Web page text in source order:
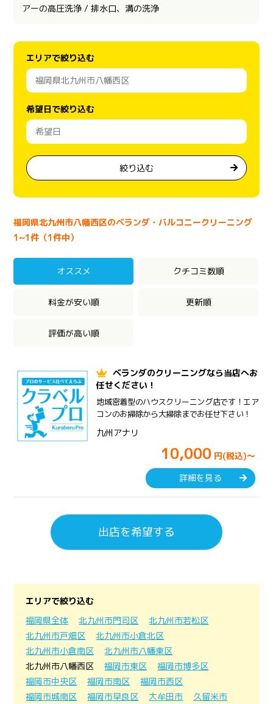
アーの高圧洗浄 / 排水口、溝の洗浄
エリアで絞り込む
希望日で絞り込む
絞り込む
福岡県北九州市八幡西区のベランダ・バルコニークリーニング
1~1件（1件中）
オススメ クチコミ数順
料金が安い順 更新順
評価が高い順
ベランダのクリーニングなら当店へお
任せください！
地域密着型のハウスクリーニング店です！エア
コンのお掃除から大掃除までお任せ下さい！
九州アナリ
10,000 円(税込)～
詳細を見る
出店を希望する
エリアで絞り込む
福岡県全体
北九州市門司区
北九州市若松区
北九州市戸畑区
北九州市小倉北区
北九州市小倉南区
北九州市八幡東区
北九州市八幡西区
福岡市東区
福岡市博多区
福岡市中央区
福岡市南区
福岡市西区
福岡市城南区
福岡市早良区 大牟田市 久留米市